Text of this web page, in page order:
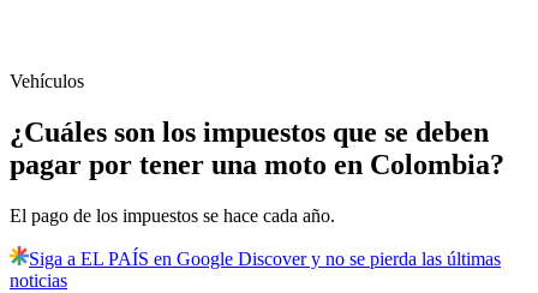
Vehículos
¿Cuáles son los impuestos que se deben
pagar por tener una moto en Colombia?
El pago de los impuestos se hace cada año.
Siga a EL PAÍS en Google Discover y no se pierda las últimas
noticias